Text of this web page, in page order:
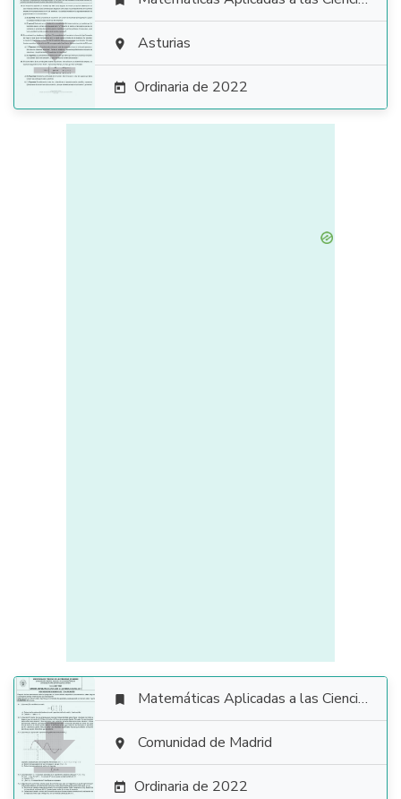
  Asturias
 Ordinaria de 2022

 Matemáticas Aplicadas a las Ciencias Sociales
 Comunidad de Madrid
 Ordinaria de 2022